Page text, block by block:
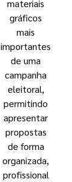
materiais
gráficos
mais
importantes
de uma
campanha
eleitoral,
permitindo
apresentar
propostas
de forma
organizada,
profissional